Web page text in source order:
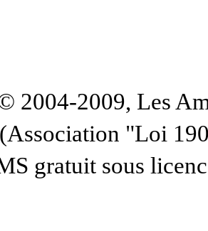
2004-2009, Les
"Loi
gratuit sous